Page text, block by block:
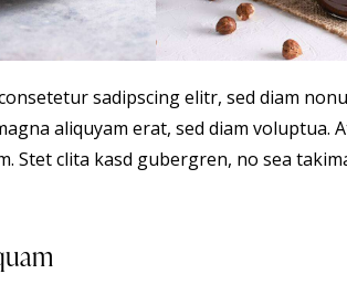
sadipscing elitr, sed diam
aliquyam erat, sed diam voluptua.
Stet clita kasd gubergren, no sea